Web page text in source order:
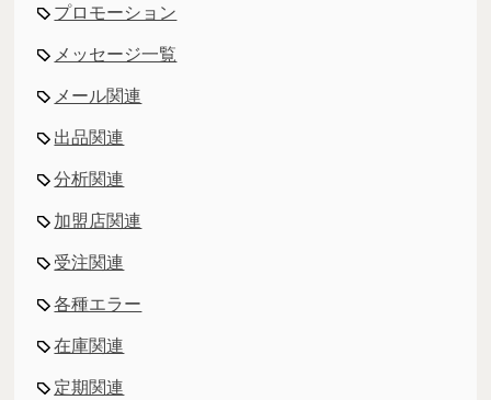
プロモーション
メッセージ一覧
メール関連
出品関連
分析関連
加盟店関連
受注関連
各種エラー
在庫関連
定期関連